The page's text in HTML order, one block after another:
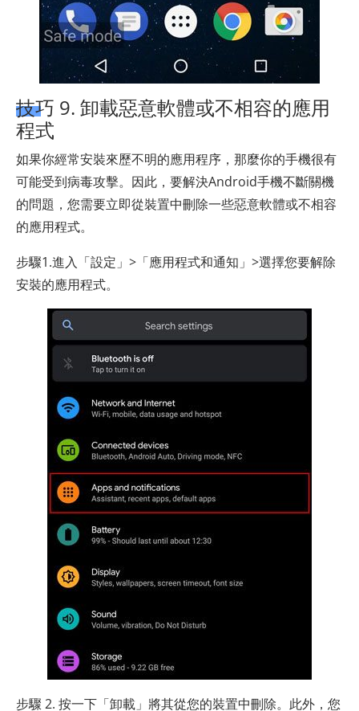
技巧 9. 卸載惡意軟體或不相容的應用
程式
如果你經常安裝來歷不明的應用程序，那麼你的手機很有
可能受到病毒攻擊。因此，要解決Android手機不斷關機
的問題，您需要立即從裝置中刪除一些惡意軟體或不相容
的應用程式。
步驟1.進入「設定」>「應用程式和通知」>選擇您要解除
安裝的應用程式。
步驟 2. 按一下「卸載」將其從您的裝置中刪除。此外，您